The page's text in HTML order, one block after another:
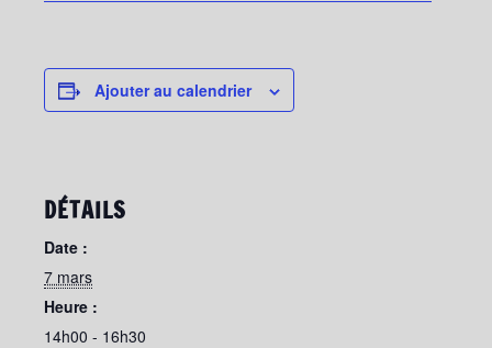
Ajouter au calendrier
DÉTAILS
Date :
7 mars
Heure :
14h00 - 16h30